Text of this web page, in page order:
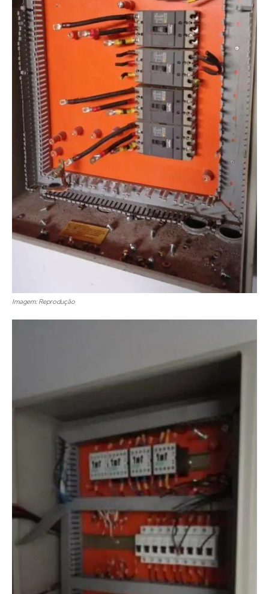
Imagem: Reprodução